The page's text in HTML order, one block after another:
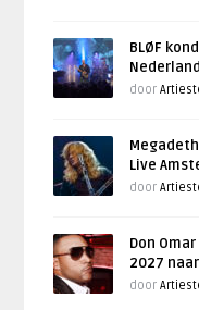
BLØF
door
Live
door
Don
2027
door